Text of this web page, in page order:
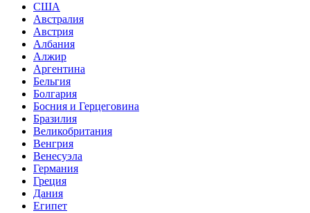
США
Австралия
Австрия
Албания
Алжир
Аргентина
Бельгия
Болгария
Босния и Герцеговина
Бразилия
Великобритания
Венгрия
Венесуэла
Германия
Греция
Дания
Египет